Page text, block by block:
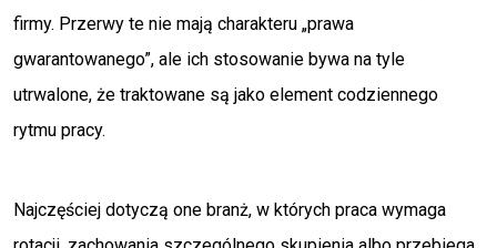
firmy. Przerwy te nie mają charakteru „prawa
gwarantowanego”, ale ich stosowanie bywa na tyle
utrwalone, że traktowane są jako element codziennego
rytmu pracy.
Najczęściej dotyczą one branż, w których praca wymaga